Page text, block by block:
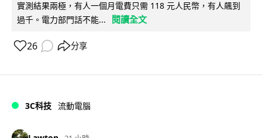
實測結果兩極，有人一個月電費只需 118 元人民幣，有人飆到
過千。電力部門話不能...
閱讀全文
26 分享
3C科技 流動電腦